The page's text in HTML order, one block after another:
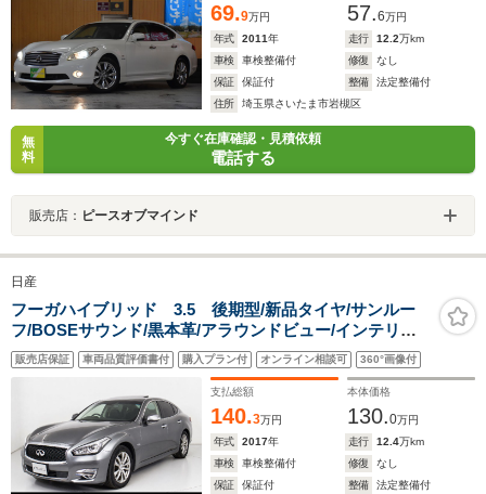
69.9万円 57.6万円
年式
2011年 走行 12.2万km
車検
車検整備付 修復
なし
保証
保証付 整備
法定整備付
住所
埼玉県さいたま市岩槻区
無
料
今すぐ在庫確認・見積依頼
電話する
販売店： ピースオブマインド
日産
フーガハイブリッド 3.5 後期型/新品タイヤ/サンルー
フ/BOSEサウンド/黒本革/アラウンドビュー/インテリジ
ェントクルーズ/エマージェンシーブレーキ/クリアランス
ソナー/冷暖房シート/助手席オットマン/シートメモリ
ー/HDDマルチナビ
販売店保証 車両品質評価書付 購入プラン付 オンライン相談可 360°画像付
支払総額
140.3万円
本体価格
130.0万円
年式
2017年 走行 12.4万km
車検
車検整備付 修復
なし
保証
保証付 整備
法定整備付